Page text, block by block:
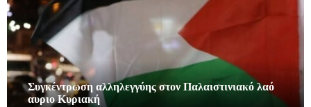
Συγκέντρωση αλληλεγγύης στον Παλαιστινιακό λαό
αυριο Κυριακή